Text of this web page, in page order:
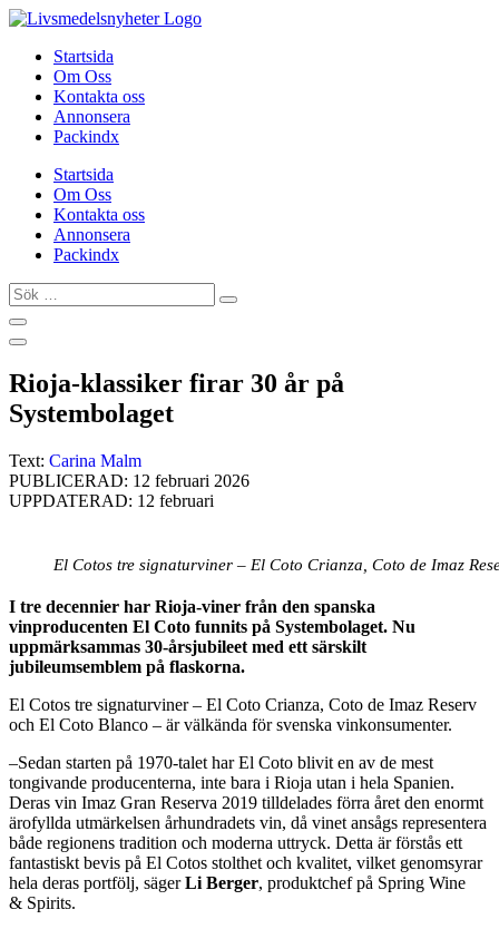
Hoppa
innehållStartsida
Om Oss
Kontakta oss
Annonsera
Packindx
Startsida
Om Oss
Kontakta oss
Annonsera
Packindx
Sök
…
Rioja-klassiker firar 30 år på
Systembolaget
Text: Carina Malm
PUBLICERAD: 12 februari 2026
UPPDATERAD: 12 februari
El Cotos tre signaturviner – El Coto Crianza, Coto de Imaz
I tre decennier har Rioja-viner från den spanska
vinproducenten El Coto funnits på Systembolaget. Nu
uppmärksammas 30-årsjubileet med ett särskilt
jubileumsemblem på flaskorna.
El Cotos tre signaturviner – El Coto Crianza, Coto de Imaz Reserv
och El Coto Blanco – är välkända för svenska vinkonsumenter.
–Sedan starten på 1970-talet har El Coto blivit en av de mest
tongivande producenterna, inte bara i Rioja utan i hela Spanien.
Deras vin Imaz Gran Reserva 2019 tilldelades förra året den enormt
ärofyllda utmärkelsen århundradets vin, då vinet ansågs representera
både regionens tradition och moderna uttryck. Detta är förstås ett
fantastiskt bevis på El Cotos stolthet och kvalitet, vilket genomsyrar
hela deras portfölj, sägerLi Berger, produktchef på Spring Wine
& Spirits.